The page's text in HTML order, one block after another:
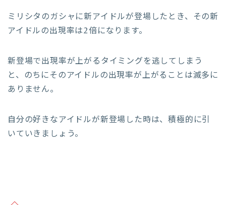
ミリシタのガシャに新アイドルが登場したとき、その新
アイドルの出現率は2倍になります。
新登場で出現率が上がるタイミングを逃してしまう
と、のちにそのアイドルの出現率が上がることは滅多に
ありません。
自分の好きなアイドルが新登場した時は、積極的に引
いていきましょう。